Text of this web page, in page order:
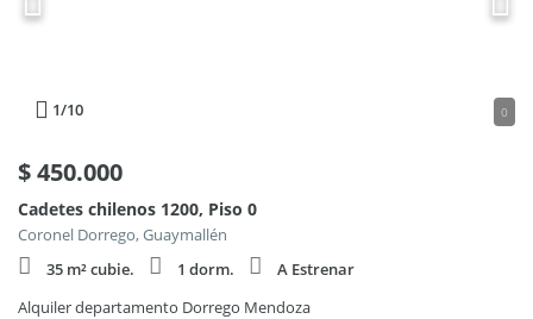
1/10 0
$450.000
Cadetes chilenos 1200, Piso 0
Coronel Dorrego, Guaymallén
35 m² cubie.
1 dorm.
A Estrenar
Alquiler departamento Dorrego Mendoza